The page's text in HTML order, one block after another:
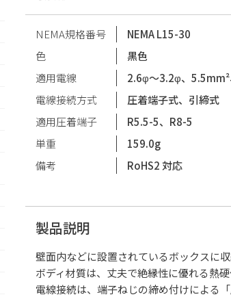
NEMA規格番号
NEMA L15-30
色
黒色
適用電線
2.6φ〜3.2φ、
電線接続方式
圧着端子式、引締式
適用圧着端子
R5.5-5、R8-5
単重
159.0g
備考
RoHS2 対応
製品説明
壁面内などに設置されているボックスに
ボディ材質は、丈夫で絶縁性に優れる熱
電線接続は、端子ねじの締め付けによる